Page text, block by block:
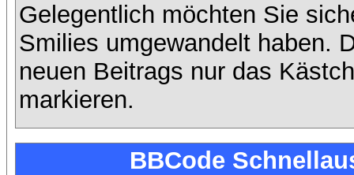
Gelegentlich möchten Sie
Smilies umgewandelt haben.
neuen Beitrags nur das
markieren.
BBCode